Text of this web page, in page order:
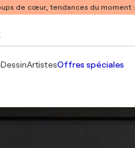
de cœur, tendances du moment :
DessinArtistesOffres spéciales